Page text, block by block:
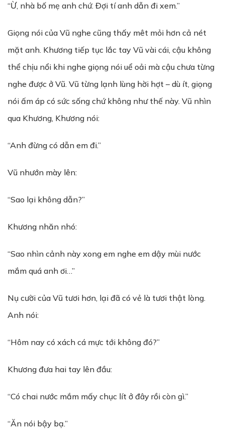
“Ừ, nhà bố mẹ anh chứ. Đợi tí anh dẫn đi xem.”
Giọng nói của Vũ nghe cũng thấy mêt mỏi hơn cả nét
mặt anh. Khương tiếp tục lắc tay Vũ vài cái, cậu không
thể chịu nổi khi nghe giọng nói uể oải mà cậu chưa từng
nghe được ở Vũ. Vũ từng lạnh lùng hời hợt – dù ít, giọng
nói ấm áp có sức sống chứ không như thế này. Vũ nhìn
qua Khương, Khương nói:
“Anh đừng có dẫn em đi.”
Vũ nhướn mày lên:
“Sao lại không dẫn?”
Khương nhăn nhó:
“Sao nhìn cảnh này xong em nghe em dậy mùi nước
mắm quá anh ơi…”
Nụ cười của Vũ tươi hơn, lại đã có vẻ là tươi thật lòng.
Anh nói:
“Hôm nay có xách cá mực tới không đó?”
Khương đưa hai tay lên đầu:
“Có chai nước mắm mấy chục lít ở đây rồi còn gì.”
“Ăn nói bậy bạ.”